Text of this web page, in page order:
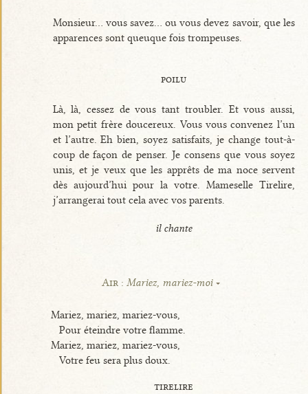
Monsieur... vous savez... ou vous devez savoir, que les
apparences sont queuque fois trompeuses.
poilu
Là, là, cessez de vous tant troubler. Et vous aussi,
mon petit frère doucereux. Vous vous convenez l’un
et l’autre. Eh bien, soyez satisfaits, je change tout-à-
coup de façon de penser. Je consens que vous soyez
unis, et je veux que les apprêts de ma noce servent
dès aujourd’hui pour la votre. Mameselle Tirelire,
j’arrangerai tout cela avec vos parents.
il chante
Air : Mariez, mariez-moi
Mariez, mariez, mariez-vous,
Pour éteindre votre flamme.
Mariez, mariez, mariez-vous,
Votre feu sera plus doux.
tirelire